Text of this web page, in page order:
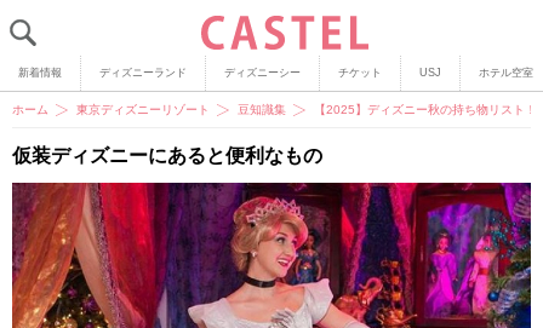
新着情報 ディズニーランド ディズニーシー チケット USJ ホテル空室
ホーム 東京ディズニーリゾート 豆知識集 【2025】ディズニー秋の持ち物リスト
仮装ディズニーにあると便利なもの